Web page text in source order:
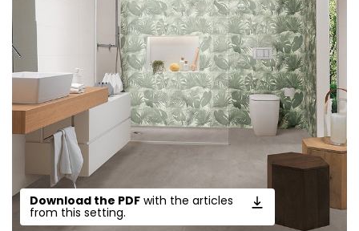
Download the PDF with the articles
from this setting.